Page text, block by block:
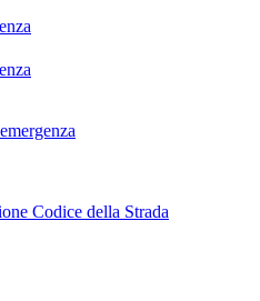
Codice della Strada